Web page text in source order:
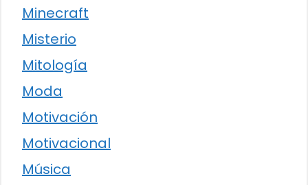
Minecraft
Misterio
Mitología
Moda
Motivación
Motivacional
Música